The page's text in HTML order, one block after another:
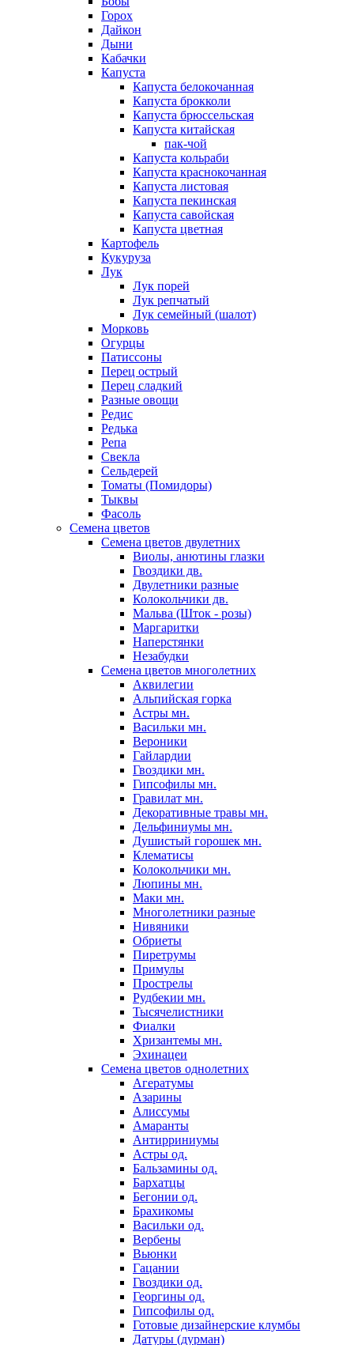
Горох
Дайкон
Дыни
Кабачки
Капуста
Капуста белокочанная
Капуста брокколи
Капуста брюссельская
Капуста китайская
пак-чой
Капуста кольраби
Капуста краснокочанная
Капуста листовая
Капуста пекинская
Капуста савойская
Капуста цветная
Картофель
Кукуруза
Лук
Лук порей
Лук репчатый
Лук семейный (шалот)
Морковь
Огурцы
Патиссоны
Перец острый
Перец сладкий
Разные овощи
Редис
Редька
Репа
Свекла
Сельдерей
Томаты (Помидоры)
Тыквы
Фасоль
Семена цветов
Семена цветов двулетних
Виолы, анютины глазки
Гвоздики дв.
Двулетники разные
Колокольчики дв.
Мальва (Шток - розы)
Маргаритки
Наперстянки
Незабудки
Семена цветов многолетних
Аквилегии
Альпийская горка
Астры мн.
Васильки мн.
Вероники
Гайлардии
Гвоздики мн.
Гипсофилы мн.
Гравилат мн.
Декоративные травы мн.
Дельфиниумы мн.
Душистый горошек мн.
Клематисы
Колокольчики мн.
Люпины мн.
Маки мн.
Многолетники разные
Нивяники
Обриеты
Пиретрумы
Примулы
Прострелы
Рудбекии мн.
Тысячелистники
Фиалки
Хризантемы мн.
Эхинацеи
Семена цветов однолетних
Агератумы
Азарины
Алиссумы
Амаранты
Антирриниумы
Астры од.
Бальзамины од.
Бархатцы
Бегонии од.
Брахикомы
Васильки од.
Вербены
Вьюнки
Гацании
Гвоздики од.
Георгины од.
Гипсофилы од.
Готовые дизайнерские клумбы
Датуры (дурман)